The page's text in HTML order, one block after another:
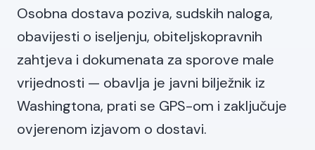
Osobna dostava poziva, sudskih naloga,
obavijesti o iseljenju, obiteljskopravnih
zahtjeva i dokumenata za sporove male
vrijednosti — obavlja je javni bilježnik iz
Washingtona, prati se GPS-om i zaključuje
ovjerenom izjavom o dostavi.